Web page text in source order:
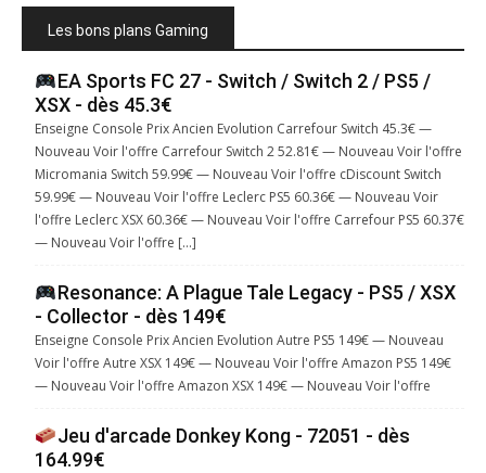
Les bons plans Gaming
EA Sports FC 27 - Switch / Switch 2 / PS5 /
XSX - dès 45.3€
Enseigne Console Prix Ancien Evolution Carrefour Switch 45.3€ —
Nouveau Voir l'offre Carrefour Switch 2 52.81€ — Nouveau Voir l'offre
Micromania Switch 59.99€ — Nouveau Voir l'offre cDiscount Switch
59.99€ — Nouveau Voir l'offre Leclerc PS5 60.36€ — Nouveau Voir
l'offre Leclerc XSX 60.36€ — Nouveau Voir l'offre Carrefour PS5 60.37€
— Nouveau Voir l'offre […]
Resonance: A Plague Tale Legacy - PS5 / XSX
- Collector - dès 149€
Enseigne Console Prix Ancien Evolution Autre PS5 149€ — Nouveau
Voir l'offre Autre XSX 149€ — Nouveau Voir l'offre Amazon PS5 149€
— Nouveau Voir l'offre Amazon XSX 149€ — Nouveau Voir l'offre
Jeu d'arcade Donkey Kong - 72051 - dès
164.99€